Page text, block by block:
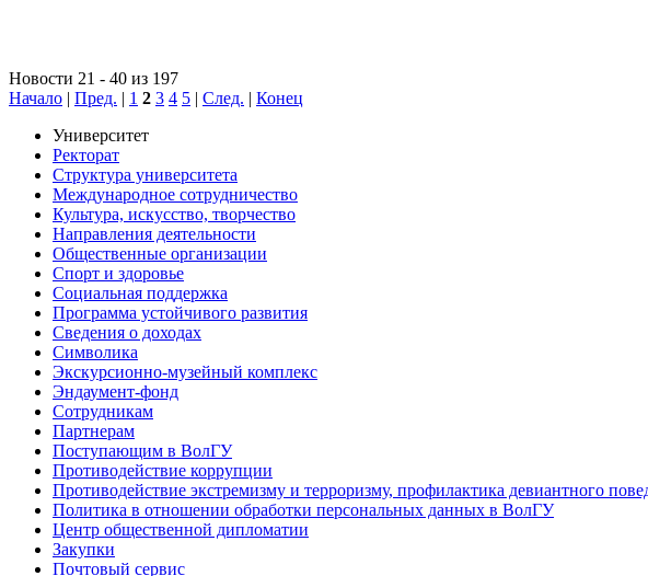
Новости 21 - 40 из 197
Начало | Пред. | 1 2 3 4 5 | След. | Конец
Университет
Ректорат
Структура университета
Международное сотрудничество
Культура, искусство, творчество
Направления деятельности
Общественные организации
Спорт и здоровье
Социальная поддержка
Программа устойчивого развития
Сведения о доходах
Символика
Экскурсионно-музейный комплекс
Эндаумент-фонд
Сотрудникам
Партнерам
Поступающим в ВолГУ
Противодействие коррупции
Противодействие экстремизму и терроризму, профилактика девиантного
Политика в отношении обработки персональных данных в ВолГУ
Центр общественной дипломатии
Закупки
Почтовый сервис